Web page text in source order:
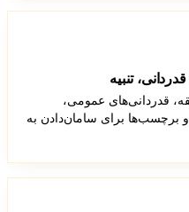
تنبیه
قدردانی‌های عمومی،
برای سامان‌دادن به